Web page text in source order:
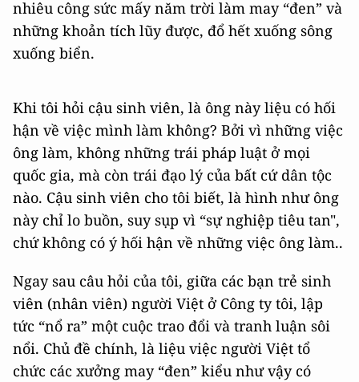
nhiêu công sức mấy năm trời làm may “đen” và
những khoản tích lũy được, đổ hết xuống sông
xuống biển.
Khi tôi hỏi cậu sinh viên, là ông này liệu có hối
hận về việc mình làm không? Bởi vì những việc
ông làm, không những trái pháp luật ở mọi
quốc gia, mà còn trái đạo lý của bất cứ dân tộc
nào. Cậu sinh viên cho tôi biết, là hình như ông
này chỉ lo buồn, suy sụp vì “sự nghiệp tiêu tan",
chứ không có ý hối hận về những việc ông làm..
Ngay sau câu hỏi của tôi, giữa các bạn trẻ sinh
viên (nhân viên) người Việt ở Công ty tôi, lập
tức “nổ ra” một cuộc trao đổi và tranh luận sôi
nổi. Chủ đề chính, là liệu việc người Việt tổ
chức các xưởng may “đen” kiểu như vậy có